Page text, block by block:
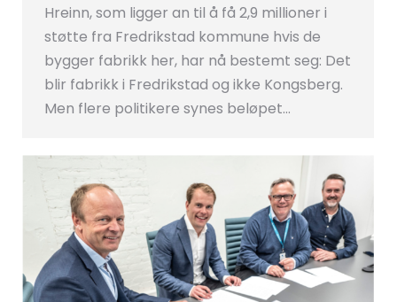
Hreinn, som ligger an til å få 2,9 millioner i
støtte fra Fredrikstad kommune hvis de
bygger fabrikk her, har nå bestemt seg: Det
blir fabrikk i Fredrikstad og ikke Kongsberg.
Men flere politikere synes beløpet…